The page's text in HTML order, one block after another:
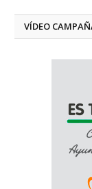
VÍDEO